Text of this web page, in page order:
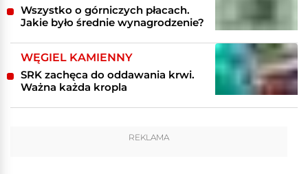
Wszystko o górniczych płacach.
Jakie było średnie wynagrodzenie?
WĘGIEL KAMIENNY
SRK zachęca do oddawania krwi.
Ważna każda kropla
REKLAMA